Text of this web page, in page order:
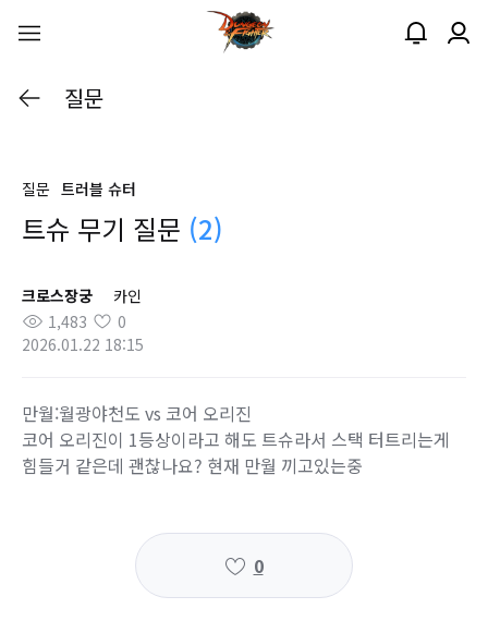
질문
질문 트러블 슈터
트슈 무기 질문 (2)
크로스장궁
카인
1,483
0
2026.01.22 18:15
만월:월광야천도 vs 코어 오리진
코어 오리진이 1등상이라고 해도 트슈라서 스택 터트리는게
힘들거 같은데 괜찮나요? 현재 만월 끼고있는중
0